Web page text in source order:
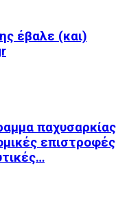
έβαλε (και)
παχυσαρκίας
επιστροφές